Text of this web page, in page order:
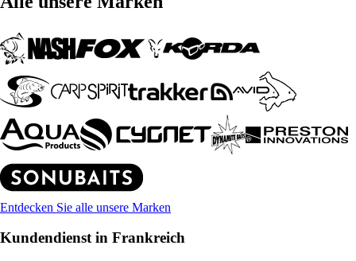
Entdecken Sie alle unsere Marken
Kundendienst in Frankreich